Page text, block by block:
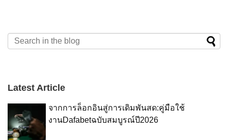
ของเขาที่เน้นให้ความสำคัญกับการใช้ชีวิต
เดียวจบ! &#8220;Sansiri Home Service
Application&#8221; ติดต่อกันทางนี้ได้เลย
รองรับการใช้งานถึง 5 [&hellip;]
แล้วทำบริการออกมาตอบโจทย์เราได้มาก
ที่สุด Line Mobile ? ง่าย สะดวก รวดเร็ว
Latest Article
จากการล็อกอินสู่การเดิมพันสด:คู่มือใช้
งานDafabetฉบับสมบูรณ์ปี2026